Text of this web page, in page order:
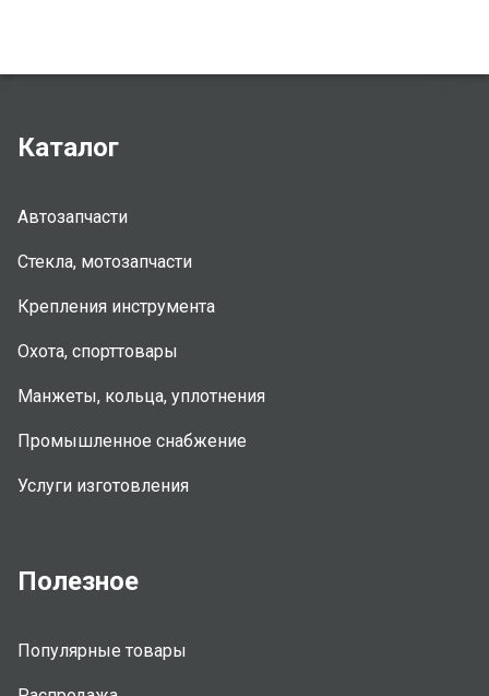
Каталог
Автозапчасти
Стекла, мотозапчасти
Крепления инструмента
Охота, спорттовары
Манжеты, кольца, уплотнения
Промышленное снабжение
Услуги изготовления
Полезное
Популярные товары